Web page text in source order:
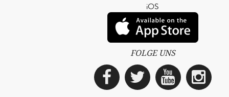
iOS
FOLGE UNS
Facebook
Twitter